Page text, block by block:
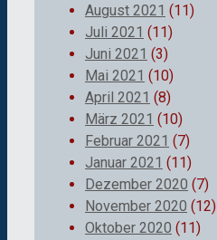
August 2021 (11)
Juli 2021 (11)
Juni 2021 (3)
Mai 2021 (10)
April 2021 (8)
März 2021 (10)
Februar 2021 (7)
Januar 2021 (11)
Dezember 2020 (7)
November 2020 (12)
Oktober 2020 (11)